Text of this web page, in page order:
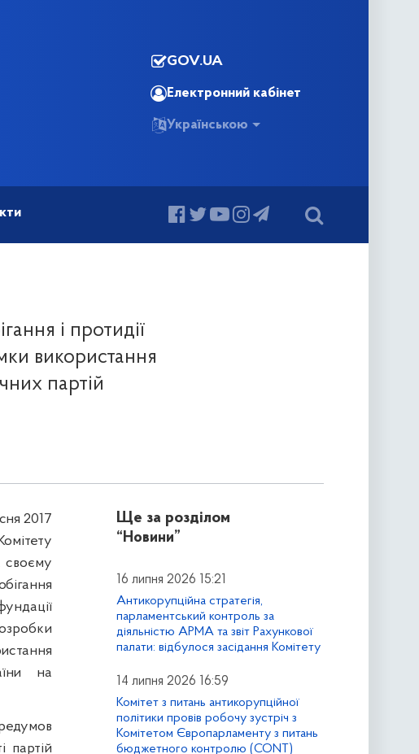
GOV.UA
Електронний кабінет
Українською
і протидії
використання
партій
2017
своєму
на
партій
Ще за розділом
“Новини”
16 липня 2026 15:21
Антикорупційна стратегія,
парламентський контроль за
діяльністю АРМА та звіт Рахункової
палати: відбулося засідання Комітету
14 липня 2026 16:59
Комітет з питань антикорупційної
політики провів робочу зустріч з
Комітетом Європарламенту з питань
бюджетного контролю (CONT)